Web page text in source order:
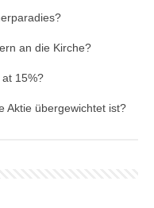
an die Kirche?
15%?
Aktie übergewichtet ist?